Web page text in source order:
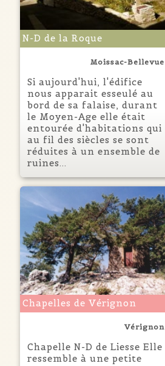
N-D de la Roque
Moissac-Bellevue
Si aujourd'hui, l'édifice
nous apparait esseulé au
bord de sa falaise, durant
le Moyen-Age elle était
entourée d'habitations qui
au fil des siècles se sont
réduites à un ensemble de
ruines...
Chapelles de Vérignon
Vérignon
Chapelle N-D de Liesse Elle
ressemble à une petite